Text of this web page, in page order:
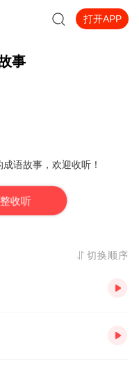
打开APP
事
语故事，欢迎收听！
收听
切换顺序